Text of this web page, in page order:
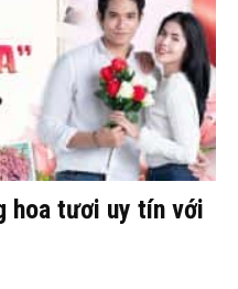
hoa tươi uy tín với